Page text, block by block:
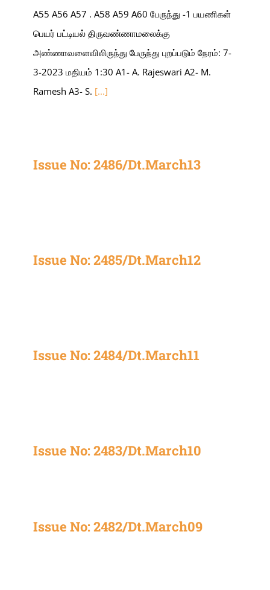
A55 A56 A57 . A58 A59 A60 பேருந்து -1 பயணிகள்
பெயர் பட்டியல் திருவண்ணாமலைக்கு
அண்ணாவளைவிலிருந்து பேருந்து புறப்படும் நேரம்: 7-
3-2023 மதியம் 1:30 A1- A. Rajeswari A2- M.
Ramesh A3- S. [...]
Issue No: 2486/Dt.March13
Issue No: 2485/Dt.March12
Issue No: 2484/Dt.March11
Issue No: 2483/Dt.March10
Issue No: 2482/Dt.March09